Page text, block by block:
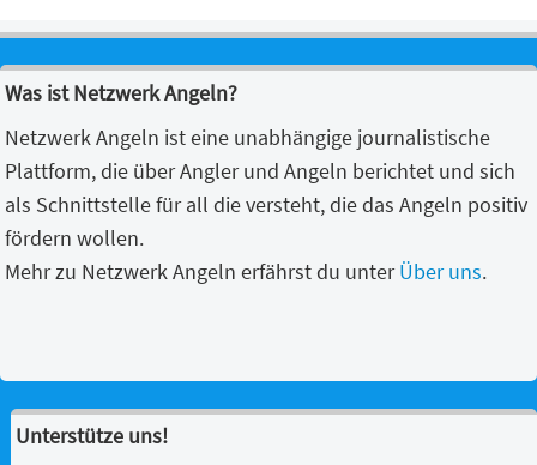
Was ist Netzwerk Angeln?
Netzwerk Angeln ist eine unabhängige journalistische
Plattform, die über Angler und Angeln berichtet und sich
als Schnittstelle für all die versteht, die das Angeln positiv
fördern wollen.
Mehr zu Netzwerk Angeln erfährst du unterÜber uns.
Unterstütze uns!